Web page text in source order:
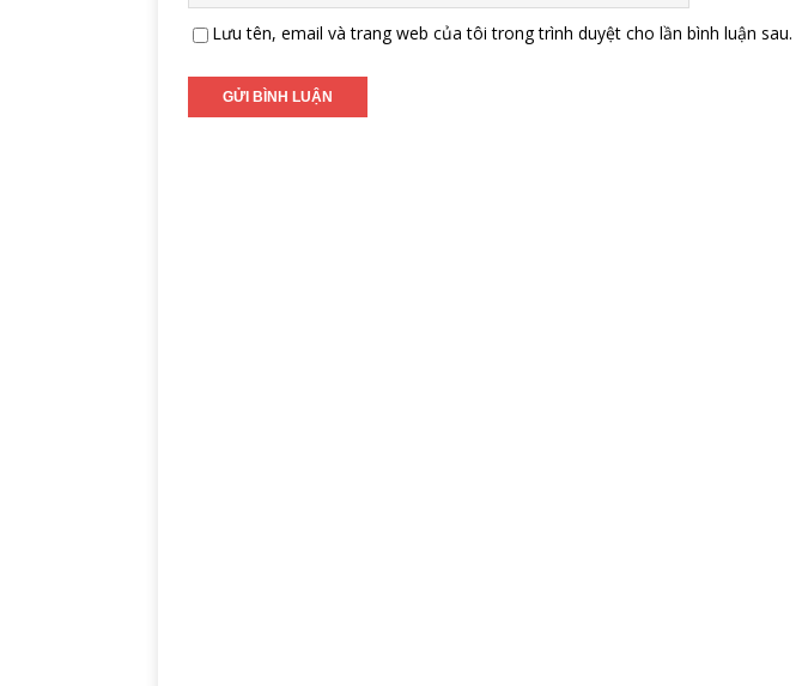
Lưu tên, email và trang web của tôi trong trình duyệt cho lần bình luận sau.